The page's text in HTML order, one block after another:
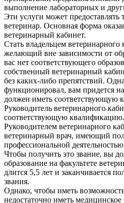
выполнение лабораторных и
Эти услуги может предоставлять
ветеринар. Основная форма
ветеринарный кабинет.
Стать владельцем
желающий вне зависимости от
вас нет соответствующего
собственный ветеринарный
без каких-либо препятствий.
функционировал, вам придется
должен иметь соответствующую
Руководитель ветеринарного
соответствующую квалификацию.
Руководителем ветеринарного
ветеринарный врач, имеющий
профессиональной
Чтобы получить это звание, вы
образование на факультете
длится 5,5 лет и заканчивается
звания.
Однако, чтобы иметь
недостаточно иметь медицинское